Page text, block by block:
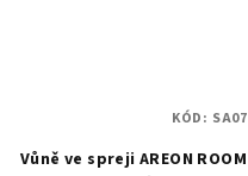
Vůně ve spreji AREON ROOM
KÓD: SA07